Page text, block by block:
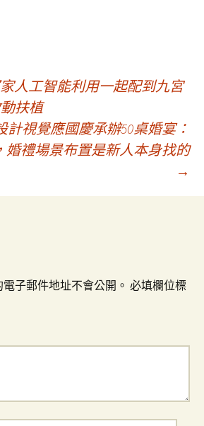
人工智能利用一起配到九宮
扶植
計視覺應國慶承辦50桌婚宴：
婚禮場景布置是新人本身找的
→
子郵件地址不會公開。 必填欄位標